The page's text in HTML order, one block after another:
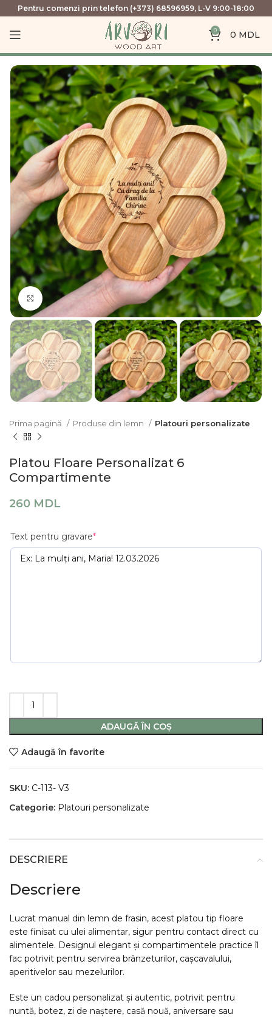
Pentru comenzi prin telefon (+373) 68596959, L-V 9:00-18:00
0 0 MDL
Click pentru a mari
Prima pagină Produse din lemn Platouri personalizate
Platou Floare Personalizat 6
Compartimente
260 MDL
Text pentru gravare*
ADAUGĂ ÎN COȘ
Adaugă în favorite
SKU: C-113- V3
Categorie: Platouri personalizate
DESCRIERE
Descriere
Lucrat manual din lemn de frasin, acest platou tip floare
este finisat cu ulei alimentar, sigur pentru contact direct cu
alimentele. Designul elegant și compartimentele practice îl
fac potrivit pentru servirea brânzeturilor, cașcavalului,
aperitivelor sau mezelurilor.
Este un cadou personalizat și autentic, potrivit pentru
nuntă, botez, zi de naștere, casă nouă, aniversare sau